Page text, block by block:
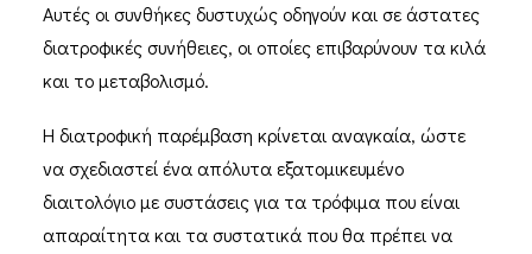
Αυτές οι συνθήκες δυστυχώς οδηγούν και σε άστατες
διατροφικές συνήθειες, οι οποίες επιβαρύνουν τα κιλά
και το μεταβολισμό.
Η διατροφική παρέμβαση κρίνεται αναγκαία, ώστε
να σχεδιαστεί ένα απόλυτα εξατομικευμένο
διαιτολόγιο με συστάσεις για τα τρόφιμα που είναι
απαραίτητα και τα συστατικά που θα πρέπει να